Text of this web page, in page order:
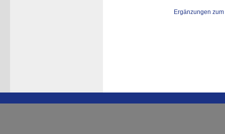
Ergänzungen